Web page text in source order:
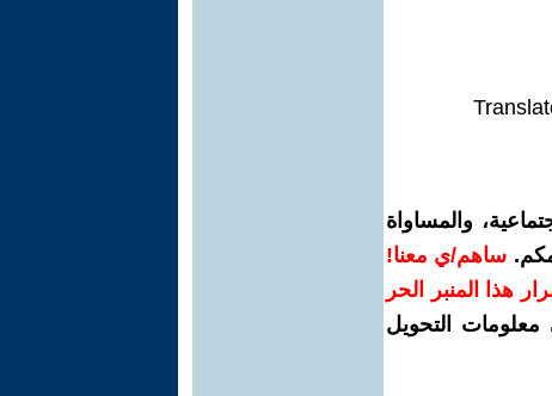
والمساواة
ساهم/ي معنا!
هذا المنبر الحر
معلومات التحويل